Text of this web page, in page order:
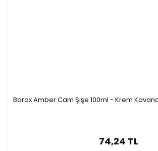
Borox Amber Cam Şişe 100ml - Krem
74,24 TL